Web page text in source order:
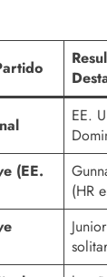
EE.
(EE.
(HR